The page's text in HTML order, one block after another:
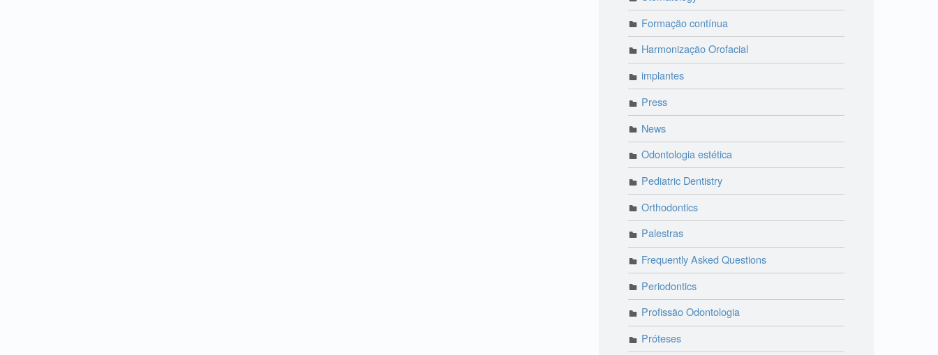
Formação contínua
Harmonização Orofacial
implantes
Press
News
Odontologia estética
Pediatric Dentistry
Orthodontics
Palestras
Frequently Asked Questions
Periodontics
Profissão Odontologia
Próteses